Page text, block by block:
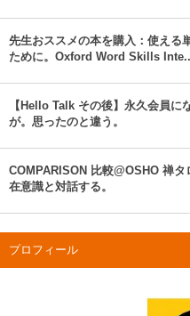
先生おススメの本を購入：使える
ために。Oxford Word Skills
【Hello Talk その後】永久会員に
が。思ったのと違う。
COMPARISON 比較@OSHO 禅タ
在意識と対話する。
プロフィール